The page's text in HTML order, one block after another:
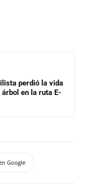
perdió la vida
en la ruta E-
Google